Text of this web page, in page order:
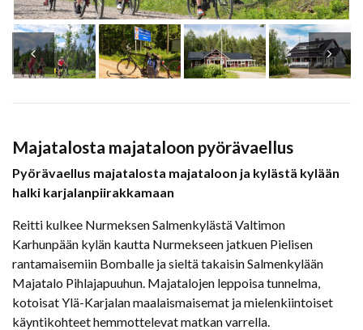
Majatalosta majataloon pyörävaellus
Pyörävaellus majatalosta majataloon ja kylästä kylään
halki karjalanpiirakkamaan
Reitti kulkee Nurmeksen Salmenkylästä Valtimon
Karhunpään kylän kautta Nurmekseen jatkuen Pielisen
rantamaisemiin Bomballe ja sieltä takaisin Salmenkylään
Majatalo Pihlajapuuhun. Majatalojen leppoisa tunnelma,
kotoisat Ylä-Karjalan maalaismaisemat ja mielenkiintoiset
käyntikohteet hemmottelevat matkan varrella.